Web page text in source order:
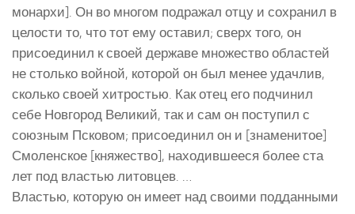
монархи]. Он во многом подражал отцу и сохранил в
целости то, что тот ему оставил; сверх того, он
присоединил к своей державе множество областей
не столько войной, которой он был менее удачлив,
сколько своей хитростью. Как отец его подчинил
себе Новгород Великий, так и сам он поступил с
союзным Псковом; присоединил он и [знаменитое]
Смоленское [княжество], находившееся более ста
лет под властью литовцев. …
Властью, которую он имеет над своими подданными